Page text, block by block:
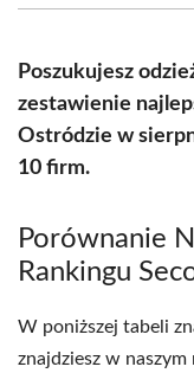
(Twitter)
Poszukujesz
zestawienie
Ostródzie w
10 firm.
Porównanie
Rankingu
W poniższej tabeli
znajdziesz w naszym